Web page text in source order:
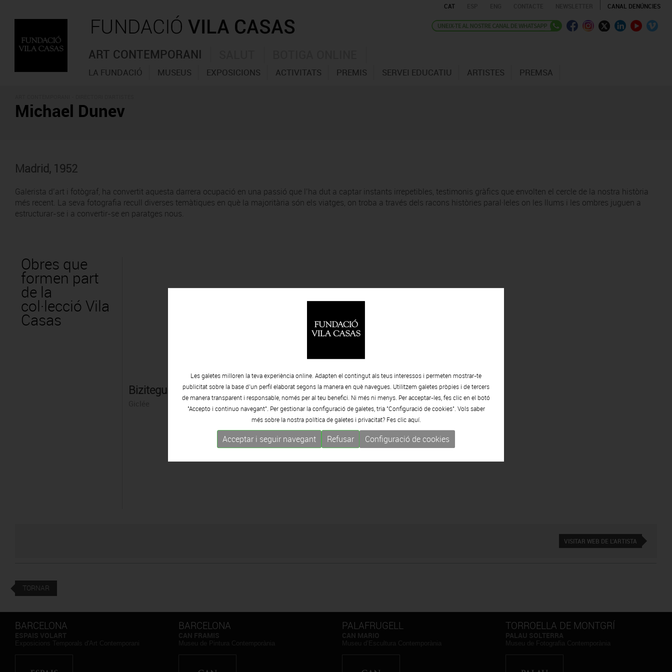
CAT CANAL DENÚNCIES
ART CONTEMPORANI
LA FUNDACIÓ MUSEUS EXPOSICIONS ACTIVITATS PREMIS SERVEI EDUCATIU ARTISTES PREMSA
Michael Dunev
Madrid, 1952
Galerista d’art i fotògraf, ha convertit aquesta darrera ocupació en una passió que l’ha dut a captar instants irrepetibles, testimonis gràfics que envolten el cercle de la nostra història
més recent. La seva fotografia recull diverses temàtiques en què la majoritària són els viatges, on troba a través dels racons històries paral·leles on les llums i les ombres juguen a
estructurar-se i a convertir-se en paratges nous.
Obres que
formen part
de la
col·lecció Vila
Casas
Bizitegui I Bizitegui III
Giclée
Bizitegui IV
Giclée
VISITAR WEB DE L'ARTISTA
TORNAR
BARCELONA BARCELONA PALAFRUGELL TORROELLA DE MONTGRÍ
Les galetes milloren la teva experiència online. Adapten el contingut als teus interessos i permeten mostrar-te
publicitat sobre la base d’un perfil elaborat segons la manera en què navegues. Utilitzem galetes pròpies i de tercers
de manera transparent i responsable, només per al teu benefici. Ni més ni menys. Per acceptar-les, fes clic en el botó
"Accepto i continuo navegant". Per gestionar la configuració de galetes, tria "Configuració de cookies". Vols saber
més sobre la nostra política de galetes i privacitat? Fes clicaquí.
Acceptar i seguir navegant Refusar Configuració de cookies